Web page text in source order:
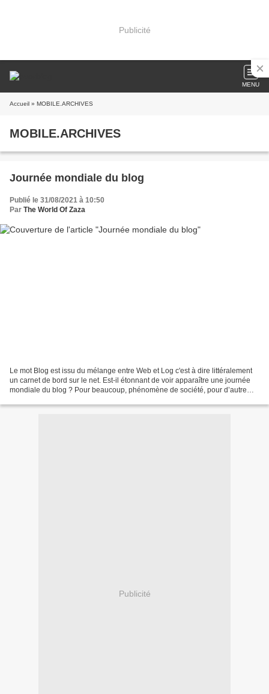
Publicité
MENU
Accueil » MOBILE.ARCHIVES
MOBILE.ARCHIVES
Journée mondiale du blog
Publié le 31/08/2021 à 10:50
Par The World Of Zaza
Le mot Blog est issu du mélange entre Web et Log c'est à dire littéralement
un carnet de bord sur le net. Est-il étonnant de voir apparaître une journée
mondiale du blog ? Pour beaucoup, phénomène de société, pour d’autre
Publicité